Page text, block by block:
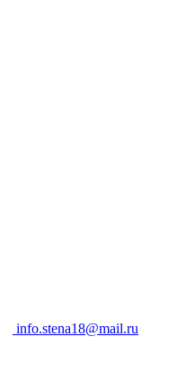
info.stena18@mail.ru